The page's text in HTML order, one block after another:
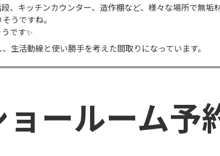
、キッチンカウンター、造作棚など、様々な場所で無垢
うですね。
です✨
活動線と使い勝手を考えた間取りになっています。
ールーム